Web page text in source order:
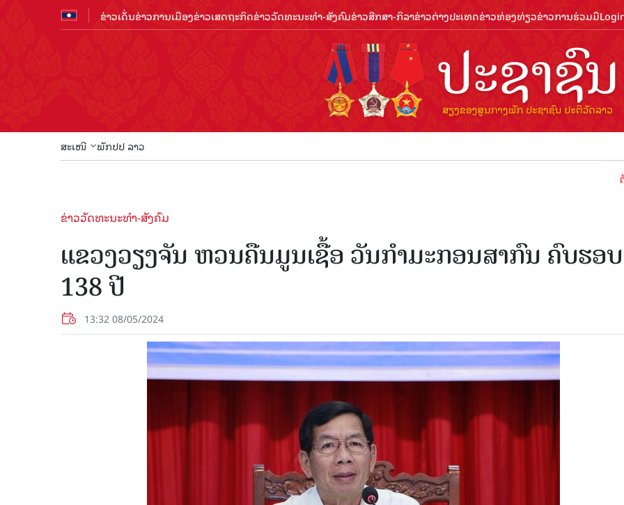
ຂ່າວເດັ່ນຂ່າວການເມືອງຂ່າວເສດຖະກິດຂ່າວວັດທະນະທຳ-ສັງຄົມຂ່າວສືກສາ-ກິລາຂ່າວຕ່າງປະເທດຂ່າວທ່ອງທ່ຽວຂ່າວການຮ່ວມມື
ສະເໜີ ພັກປປ ລາວ
ຕ້ອນຮັ
ຂ່າວວັດທະນະທຳ-ສັງຄົມ
ແຂວງວຽງຈັນ ຫວນຄືນມູນເຊື້ອ ວັນກໍາມະກອນສາກົນ ຄົບຮອບ
138 ປີ
13:32 08/05/2024